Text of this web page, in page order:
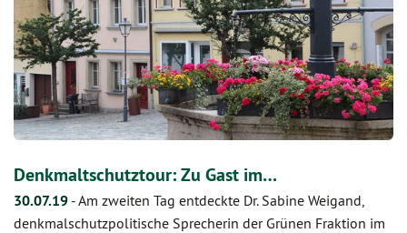
Denkmaltschutztour: Zu Gast im…
30.07.19 -Am zweiten Tag entdeckte Dr. Sabine Weigand,
denkmalschutzpolitische Sprecherin der Grünen Fraktion im